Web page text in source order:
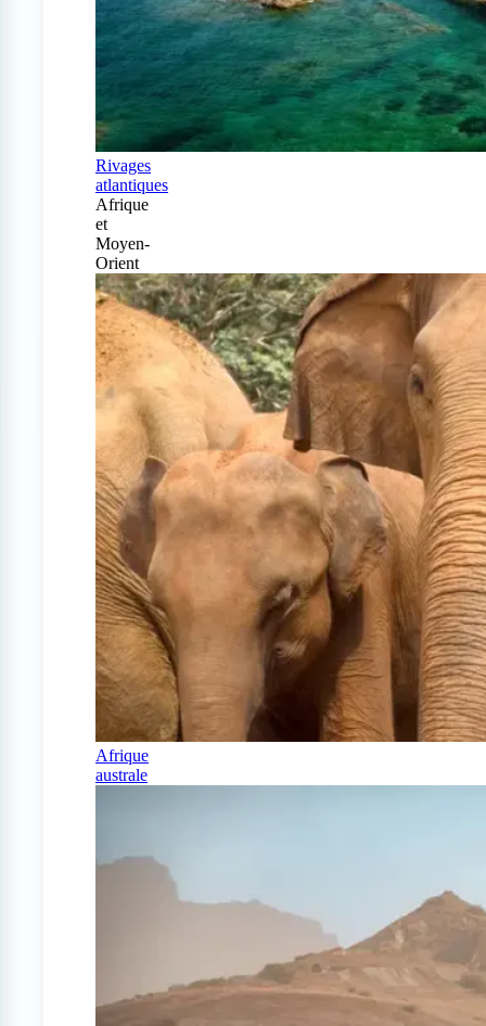
Rivages
atlantiques
Afrique
et
Moyen-
Orient
Afrique
australe